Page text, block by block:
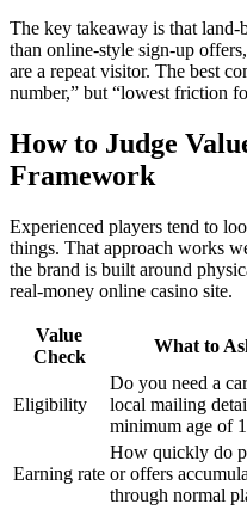
The key takeaway is that land-
than online-style sign-up
are a repeat visitor. The best
number,” but “lowest friction
How to Judge
Framework
Experienced players tend to
things. That approach works
the brand is built around
real-money online casino site.
Value
Check
What to
Eligibility
Do you need a
local mailing
minimum age of
Earning rate
How quickly do
or offers
through normal